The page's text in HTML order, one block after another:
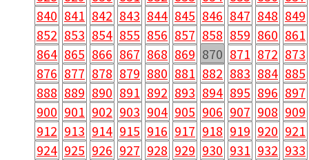
840 841 842 843 844 845 846 847 848 849
852 853 854 855 856 857 858 859 860 861
864 865 866 867 868 869 870 871 872 873
876 877 878 879 880 881 882 883 884 885
888 889 890 891 892 893 894 895 896 897
900 901 902 903 904 905 906 907 908 909
912 913 914 915 916 917 918 919 920 921
924 925 926 927 928 929 930 931 932 933